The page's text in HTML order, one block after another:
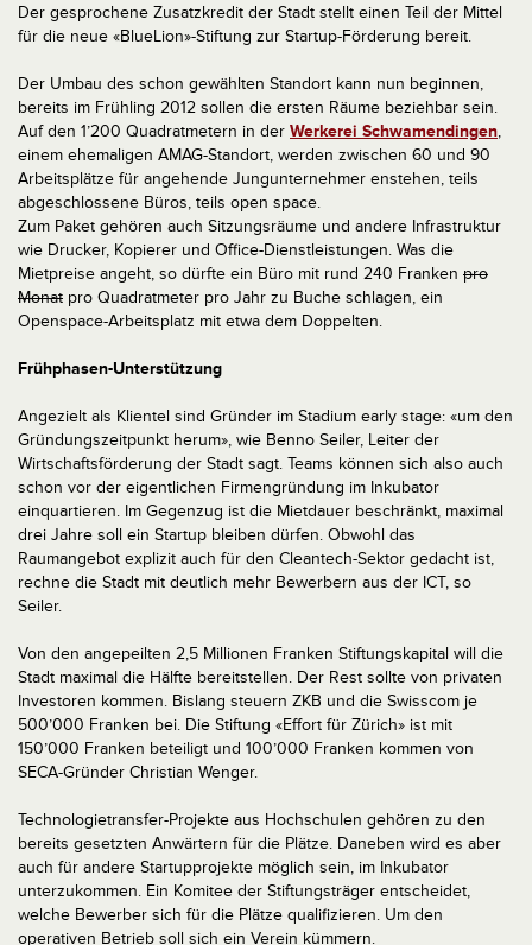
Der gesprochene Zusatzkredit der Stadt stellt einen Teil der Mittel
für die neue «BlueLion»-Stiftung zur Startup-Förderung bereit.
Der Umbau des schon gewählten Standort kann nun beginnen,
bereits im Frühling 2012 sollen die ersten Räume beziehbar sein.
Auf den 1’200 Quadratmetern in der Werkerei Schwamendingen,
einem ehemaligen AMAG-Standort, werden zwischen 60 und 90
Arbeitsplätze für angehende Jungunternehmer enstehen, teils
abgeschlossene Büros, teils open space.
Zum Paket gehören auch Sitzungsräume und andere Infrastruktur
wie Drucker, Kopierer und Office-Dienstleistungen. Was die
Mietpreise angeht, so dürfte ein Büro mit rund 240 Franken pro
Monat pro Quadratmeter pro Jahr zu Buche schlagen, ein
Openspace-Arbeitsplatz mit etwa dem Doppelten.
Frühphasen-Unterstützung
Angezielt als Klientel sind Gründer im Stadium early stage: «um den
Gründungszeitpunkt herum», wie Benno Seiler, Leiter der
Wirtschaftsförderung der Stadt sagt. Teams können sich also auch
schon vor der eigentlichen Firmengründung im Inkubator
einquartieren. Im Gegenzug ist die Mietdauer beschränkt, maximal
drei Jahre soll ein Startup bleiben dürfen. Obwohl das
Raumangebot explizit auch für den Cleantech-Sektor gedacht ist,
rechne die Stadt mit deutlich mehr Bewerbern aus der ICT, so
Seiler.
Von den angepeilten 2,5 Millionen Franken Stiftungskapital will die
Stadt maximal die Hälfte bereitstellen. Der Rest sollte von privaten
Investoren kommen. Bislang steuern ZKB und die Swisscom je
500’000 Franken bei. Die Stiftung «Effort für Zürich» ist mit
150’000 Franken beteiligt und 100’000 Franken kommen von
SECA-Gründer Christian Wenger.
Technologietransfer-Projekte aus Hochschulen gehören zu den
bereits gesetzten Anwärtern für die Plätze. Daneben wird es aber
auch für andere Startupprojekte möglich sein, im Inkubator
unterzukommen. Ein Komitee der Stiftungsträger entscheidet,
welche Bewerber sich für die Plätze qualifizieren. Um den
operativen Betrieb soll sich ein Verein kümmern.